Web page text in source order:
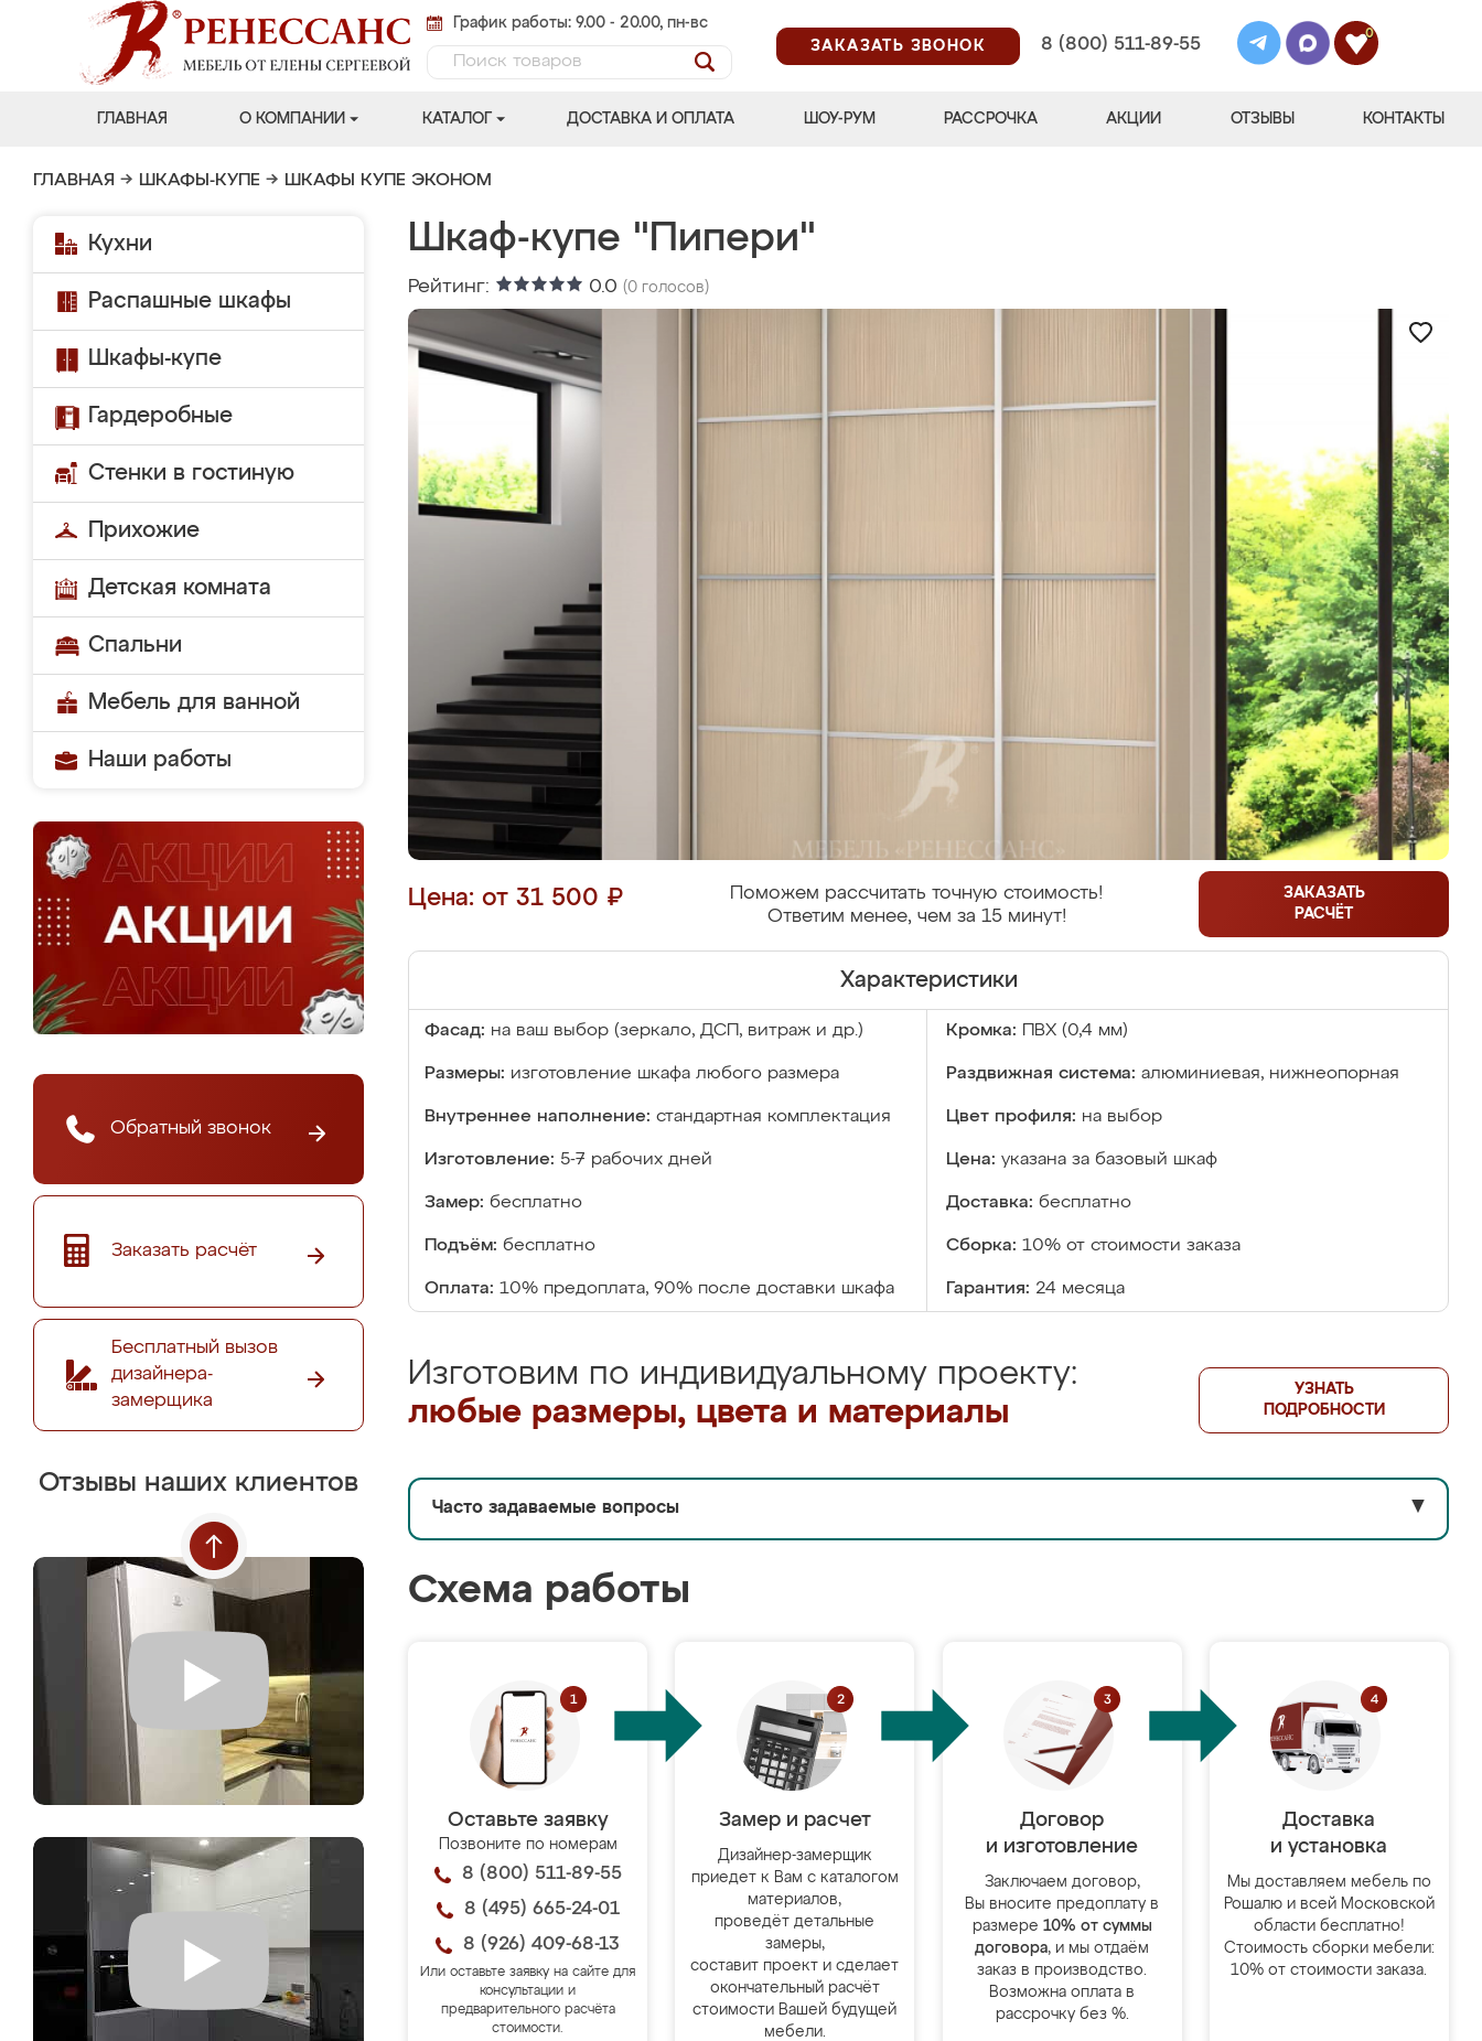
График работы: 9.00 - 20.00, пн-вс
ЗАКАЗАТЬ ЗВОНОК
8 (800) 511-89-55
0
ГЛАВНАЯ О КОМПАНИИ КАТАЛОГ ДОСТАВКА И ОПЛАТА ШОУ-РУМ РАССРОЧКА АКЦИИ ОТЗЫВЫ КОНТАКТЫ
ГЛАВНАЯ → ШКАФЫ-КУПЕ → ШКАФЫ КУПЕ ЭКОНОМ
Кухни
Распашные шкафы
Шкафы-купе
Гардеробные
Стенки в гостиную
Прихожие
Детская комната
Спальни
Мебель для ванной
Наши работы
Обратный звонок
Заказать расчёт
Бесплатный вызов
дизайнера-
замерщика
Отзывы наших клиентов
Шкаф-купе "Пипери"
Рейтинг: 0.0 (0 голосов)
Цена: от 31 500 ₽
Поможем рассчитать точную стоимость!
Ответим менее, чем за 15 минут!
ЗАКАЗАТЬ
РАСЧЁТ
Характеристики
Фасад: на ваш выбор (зеркало, ДСП, витраж и др.) Кромка: ПВХ (0,4 мм)
Размеры: изготовление шкафа любого размера Раздвижная система: алюминиевая, нижнеопорная
Внутреннее наполнение: стандартная комплектация Цвет профиля: на выбор
Изготовление: 5-7 рабочих дней Цена: указана за базовый шкаф
Замер: бесплатно Доставка: бесплатно
Подъём: бесплатно Сборка: 10% от стоимости заказа
Оплата: 10% предоплата, 90% после доставки шкафа Гарантия: 24 месяца
Изготовим по индивидуальному проекту:
любые размеры, цвета и материалы
УЗНАТЬ
ПОДРОБНОСТИ
Часто задаваемые вопросы ▼
Схема работы
Оставьте заявку
Позвоните по номерам
8 (800) 511-89-55
8 (495) 665-24-01
8 (926) 409-68-13
Или оставьте заявку на сайте для
консультации и
предварительного расчёта
стоимости.
Замер и расчет
Дизайнер-замерщик
приедет к Вам с каталогом
материалов,
проведёт детальные
замеры,
составит проект и сделает
окончательный расчёт
стоимости Вашей будущей
мебели.
Договор
и изготовление
Заключаем договор,
Вы вносите предоплату в
размере 10% от суммы
договора, и мы отдаём
заказ в производство.
Возможна оплата в
рассрочку без %.
Доставка
и установка
Мы доставляем мебель по
Рошалю и всей Московской
области бесплатно!
Стоимость сборки мебели:
10% от стоимости заказа.